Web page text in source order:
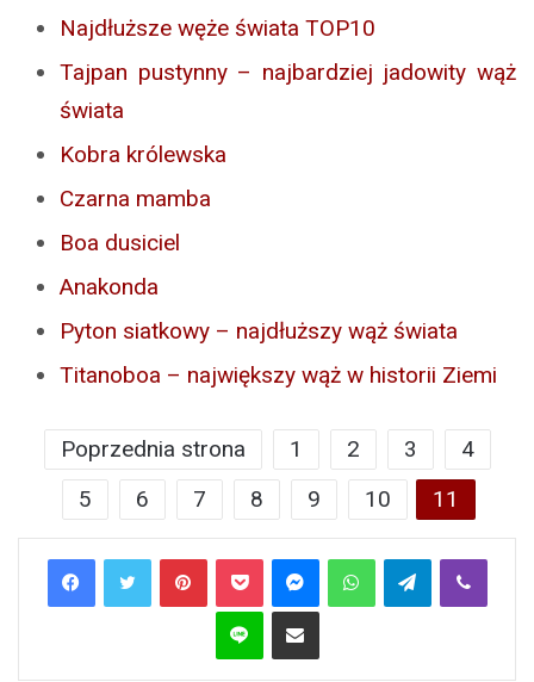
Najdłuższe węże świata TOP10
Tajpan pustynny – najbardziej jadowity wąż
świata
Kobra królewska
Czarna mamba
Boa dusiciel
Anakonda
Pyton siatkowy – najdłuższy wąż świata
Titanoboa – największy wąż w historii Ziemi
Poprzednia strona 1 2 3
4
5
6 7 8 9 10 11
PinterestPocket MessengerWhatsAppTelegramViber
Line Share via Email